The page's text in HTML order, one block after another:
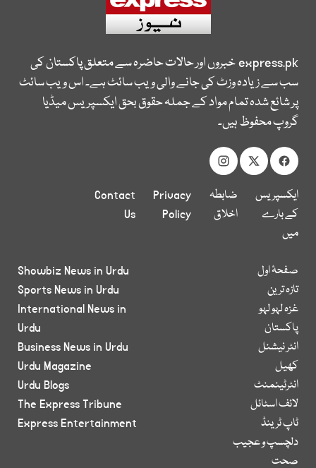
express.pkخبروں اور حالات حاضرہ سے متعلق پاکستان کی
سب سے زیادہ وزٹ کی جانے والی ویب سائٹ ہے۔ اس ویب سائٹ
پر شائع شدہ تمام مواد کے جملہ حقوق بحق ایکسپریس میڈیا
گروپ محفوظ ہیں۔
ایکسپریس
کے بارے
میں
ضابطہ
اخلاق
Privacy
Policy
Contact
Us
صفحۂ اول
تازہ ترین
غزہ لہو لہو
پاکستان
انٹر نیشنل
کھیل
انٹرٹینمنٹ
لائف اسٹائل
ٹاپ ٹرینڈ
دلچسپ و عجیب
صحت
Showbiz News in Urdu
Sports News in Urdu
International News in
Urdu
Business News in Urdu
Urdu Magazine
Urdu Blogs
The Express Tribune
Express Entertainment